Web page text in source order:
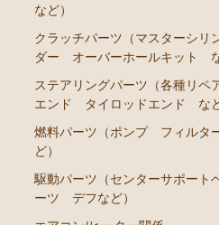
ブレーキパーツ（マスター
ト ホース など）
クラッチパーツ（マスター
ーズシリンダー オーバー
足廻りパーツ（アッパー
ルジョイント など）
駆動パーツ（センターサポ
シャフトブーツ など）
など）
クラッチパーツ（マスターシリ
ダー オーバーホールキット な
ステアリングパーツ（各種リ
エンド タイロッドエンド など
燃料パーツ（ポンプ フィルタ
ど）
駆動パーツ（センターサポート
ーツ デフなど）